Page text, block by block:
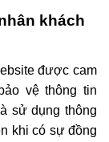
khách
được cam
vệ thông tin
sử dụng thông
khi có sự đồng